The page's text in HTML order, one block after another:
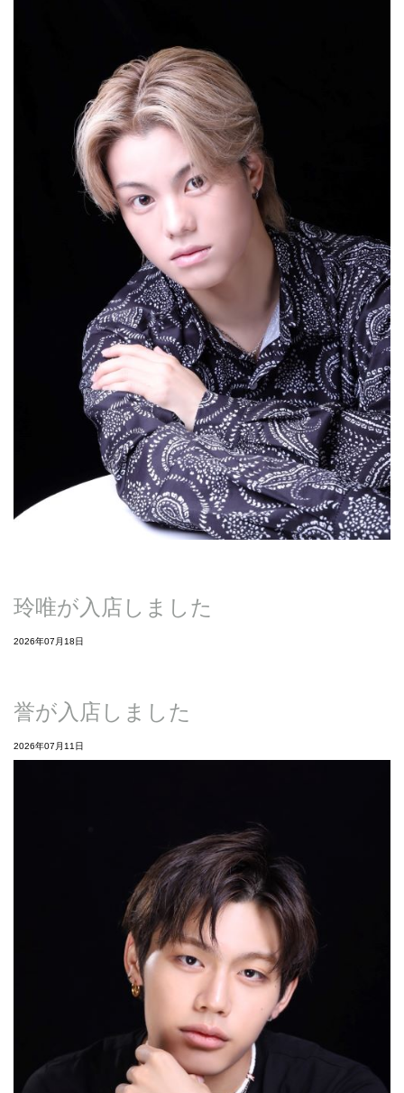
玲唯が入店しました
2026年07月18日
誉が入店しました
2026年07月11日